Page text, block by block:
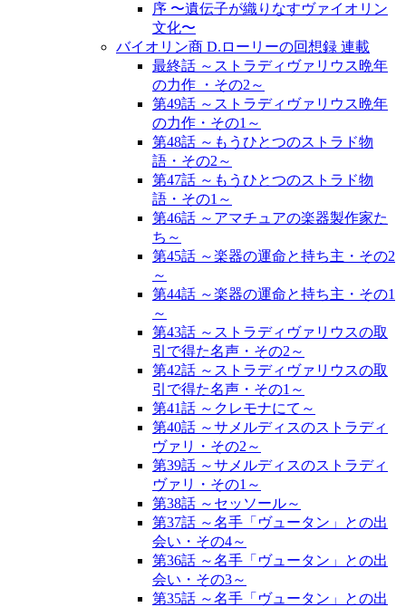
序 〜遺伝子が織りなすヴァイオリン
文化〜
バイオリン商 D.ローリーの回想録 連載
最終話 ～ストラディヴァリウス晩年
の力作 ・その2～
第49話 ～ストラディヴァリウス晩年
の力作・その1～
第48話 ～もうひとつのストラド物
語・その2～
第47話 ～もうひとつのストラド物
語・その1～
第46話 ～アマチュアの楽器製作家た
ち～
第45話 ～楽器の運命と持ち主・その2
～
第44話 ～楽器の運命と持ち主・その1
～
第43話 ～ストラディヴァリウスの取
引で得た名声・その2～
第42話 ～ストラディヴァリウスの取
引で得た名声・その1～
第41話 ～クレモナにて～
第40話 ～サメルディスのストラディ
ヴァリ・その2～
第39話 ～サメルディスのストラディ
ヴァリ・その1～
第38話 ～セッソール～
第37話 ～名手「ヴュータン」との出
会い・その4～
第36話 ～名手「ヴュータン」との出
会い・その3～
第35話 ～名手「ヴュータン」との出